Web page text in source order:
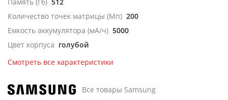
Количество точек матрицы (Мп) 200
Емкость аккумулятора (мА/ч) 5000
Цвет корпуса голубой
Смотреть все характеристики
Все товары Samsung